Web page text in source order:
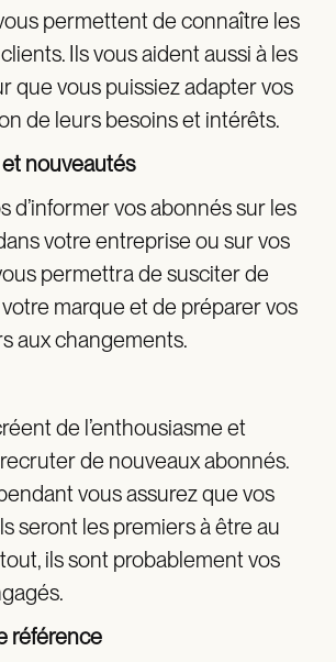
permettent de connaître les
Ils vous aident aussi à les
que vous puissiez adapter vos
de leurs besoins et intérêts.
nouveautés
d’informer vos abonnés sur les
votre entreprise ou sur vos
permettra de susciter de
marque et de préparer vos
aux changements.
de l’enthousiasme et
de nouveaux abonnés.
vous assurez que vos
seront les premiers à être au
ils sont probablement vos
référence